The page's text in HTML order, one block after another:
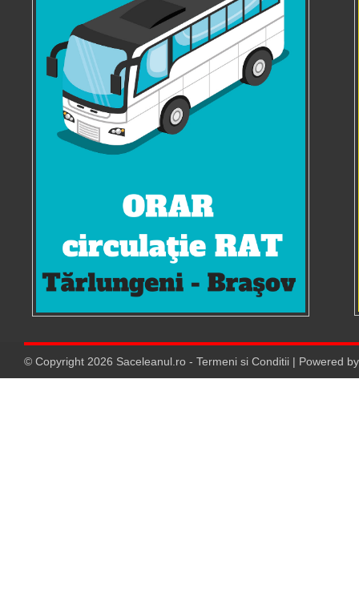
© Copyright 2026 Saceleanul.ro - Termeni si Conditii | Powered